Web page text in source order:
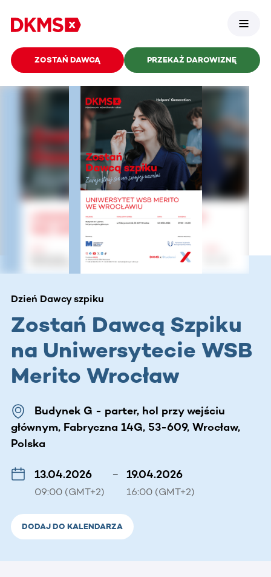
ZOSTAŃ DAWCĄ PRZEKAŻ DAROWIZNĘ
Dzień Dawcy szpiku
Zostań Dawcą Szpiku
na Uniwersytecie WSB
Merito Wrocław
Budynek G - parter, hol przy wejściu
głównym, Fabryczna 14G, 53-609, Wrocław,
Polska
13.04.2026
09:00 (GMT+2)
– 19.04.2026
16:00 (GMT+2)
DODAJ DO KALENDARZA